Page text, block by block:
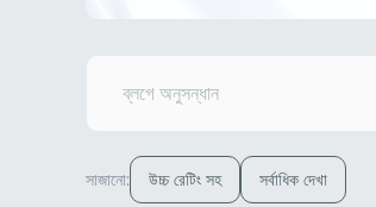
সাজানো: উচ্চ রেটিং সহ সর্বাধিক দেখা